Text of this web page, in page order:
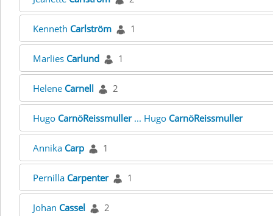
Kenneth Carlström 1
Marlies Carlund 1
Helene Carnell 2
Hugo CarnöReissmuller... Hugo CarnöReissmuller
Annika Carp 1
Pernilla Carpenter 1
Johan Cassel 2